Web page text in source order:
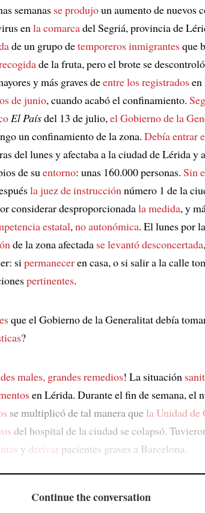
semanas se produjoun aumento de nuevos
enla comarcadel Segriá, provincia de
de un grupo detemporeros inmigrantesque
de la fruta, pero el brote se
y más graves deentre los registradosen
de junio, cuando acabó el confinamiento.
El Paísdel 13 de julio,el Gobierno de la
un confinamiento de la zona. Debía entrar
del lunes y afectaba a la ciudad de Lérida y
de suentorno: unas 160.000 personas. Sin
la juez de instrucciónnúmero 1 de la
considerar desproporcionadala medida, y
estatal,no autonómica. El lunes por
de la zona afectada se levantó desconcertada
sipermaneceren casa, o si salir a la calle
pertinentes.
que el Gobierno de la Generalitat debía
?
males, grandes remedios! La situación
en Lérida. Durante el fin de semana, el
se multiplicó de tal manera que la Unidad de
del hospital de la ciudad se colapsó.
y derivar pacientes graves a Barcelona.
Continue the conversation